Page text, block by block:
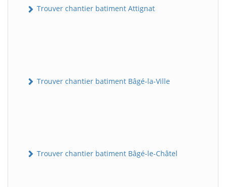
Trouver chantier batiment Attignat
Trouver chantier batiment Bâgé-la-Ville
Trouver chantier batiment Bâgé-le-Châtel